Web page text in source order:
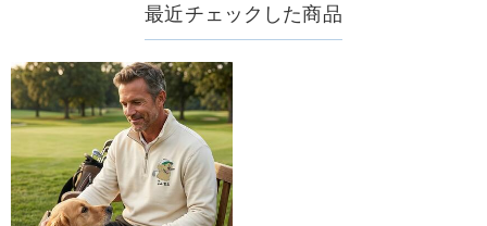
最近チェックした商品